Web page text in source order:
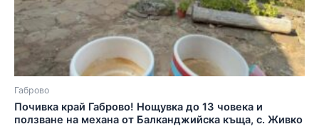
Габрово
Почивка край Габрово! Нощувка до 13 човека и
ползване на механа от Балканджийска къща, с. Живко